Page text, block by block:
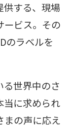
供する、現場
ービス。その
のラベルを
世界中のさ
当に求められ
まの声に応え